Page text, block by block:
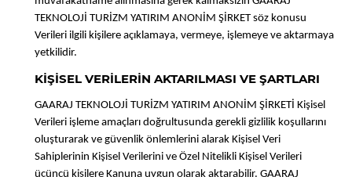
TEKNOLOJİ TURİZM YATIRIM ANONİM ŞİRKET söz konusu
Verileri ilgili kişilere açıklamaya, vermeye, işlemeye ve aktarmaya
yetkilidir.
KİŞİSEL VERİLERİN AKTARILMASI VE ŞARTLARI
GAARAJ TEKNOLOJİ TURİZM YATIRIM ANONİM ŞİRKETİ Kişisel
Verileri işleme amaçları doğrultusunda gerekli gizlilik koşullarını
oluşturarak ve güvenlik önlemlerini alarak Kişisel Veri
Sahiplerinin Kişisel Verilerini ve Özel Nitelikli Kişisel Verileri
üçüncü kişilere Kanuna uygun olarak aktarabilir. GAARAJ